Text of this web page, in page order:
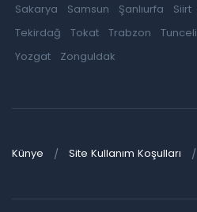
Sakarya
Samsun Şanlıurfa Siirt
Tekirdağ
Tokat Trabzon Tunceli
Yozgat
Zonguldak
Künye Site Kullanım Koşulları